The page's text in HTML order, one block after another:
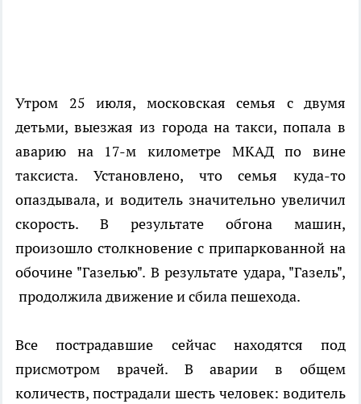
Утром 25 июля, московская семья с двумя
детьми, выезжая из города на такси, попала в
аварию на 17-м километре МКАД по вине
таксиста. Установлено, что семья куда-то
опаздывала, и водитель значительно увеличил
скорость. В результате обгона машин,
произошло столкновение с припаркованной на
обочине "Газелью". В результате удара, "Газель",
продолжила движение и сбила пешехода.
Все пострадавшие сейчас находятся под
присмотром врачей. В аварии в общем
количеств, пострадали шесть человек: водитель